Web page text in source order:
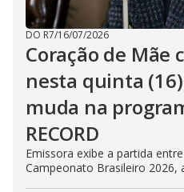
DO R7/16/07/2026
Coração de Mãe
nesta quinta
muda na
RECORD
Emissora exibe a partida
Campeonato Brasileiro 2026,